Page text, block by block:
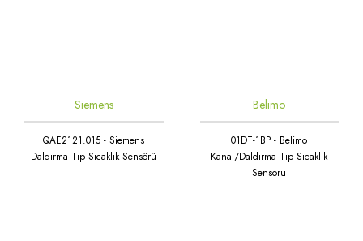
Siemens
QAE2121.015 - Siemens
Daldırma Tip Sıcaklık Sensörü
Belimo
01DT-1BP - Belimo
Kanal/Daldırma Tip Sıcaklık
Sensörü